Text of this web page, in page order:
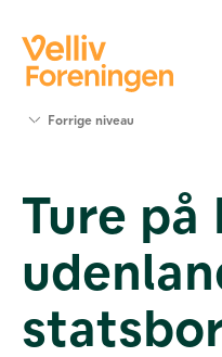
Værktøjer
og viden
Om Velliv
Foreningen
os
Forrige niveau
Ture på